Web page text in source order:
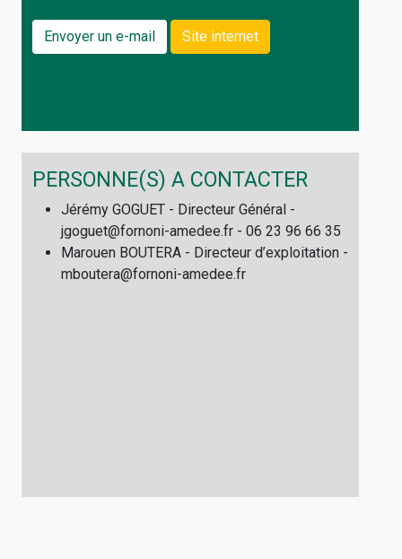
Envoyer un e-mail Site internet
PERSONNE(S) A CONTACTER
Jérémy GOGUET - Directeur Général -
jgoguet@fornoni-amedee.fr - 06 23 96 66 35
Marouen BOUTERA - Directeur d’exploitation -
mboutera@fornoni-amedee.fr